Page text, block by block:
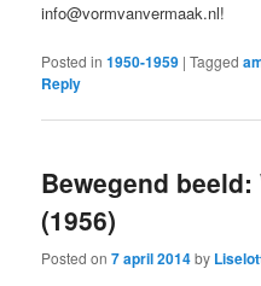
info@vormvanvermaak.nl!
Posted in 1950-1959 |Tagged
Reply
Bewegend
(1956)
Posted on7 april 2014by